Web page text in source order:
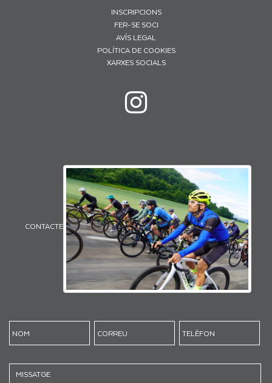
INSCRIPCIONS
FER-SE SOCI
AVÍS LEGAL
POLÍTICA DE COOKIES
XARXES SOCIALS
CONTACTE